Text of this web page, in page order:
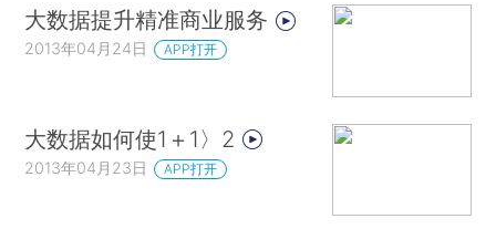
大数据提升精准商业服务
2013年04月24日 APP打开
大数据如何使1＋1〉2
2013年04月23日 APP打开